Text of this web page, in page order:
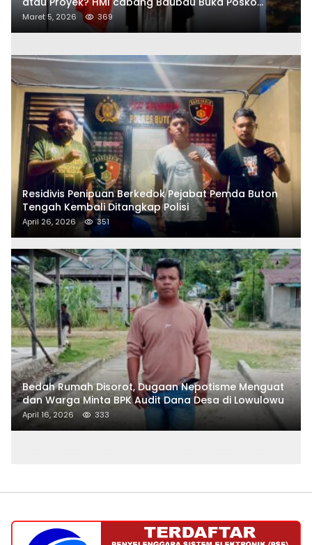
Aduan Masyarakat
Maret 5, 2026 369
Residivis Penipuan Berkedok Pejabat Pemda Buton
Tengah Kembali Ditangkap Polisi
April 26, 2026 351
Bedah Rumah Disorot, Dugaan Nepotisme Menguat
dan Warga Minta BPK Audit Dana Desa di Lowulowu
April 16, 2026 333